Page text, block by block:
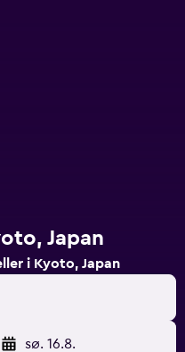
Japan
i Kyoto, Japan
sø. 16.8.